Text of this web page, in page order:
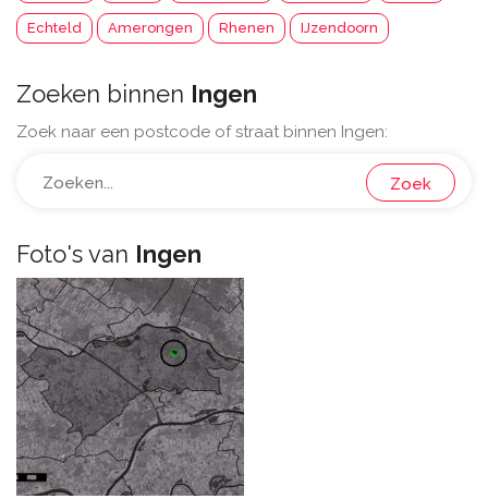
Echteld Amerongen Rhenen IJzendoorn
Zoeken binnen Ingen
Zoek naar een postcode of straat binnen Ingen:
Zoek
Foto's van Ingen